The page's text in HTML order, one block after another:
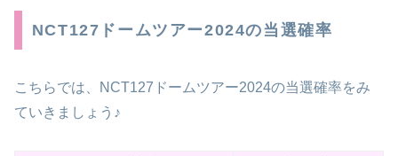
NCT127ドームツアー2024の当選確率
こちらでは、NCT127ドームツアー2024の当選確率をみ
ていきましょう♪